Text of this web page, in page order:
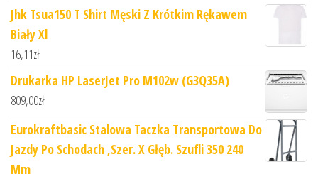
Jhk Tsua150 T Shirt Męski Z Krótkim Rękawem
Biały Xl
16,11zł
Drukarka HP LaserJet Pro M102w (G3Q35A)
809,00zł
Eurokraftbasic Stalowa Taczka Transportowa Do
Jazdy Po Schodach ,Szer. X Głęb. Szufli 350 240
Mm